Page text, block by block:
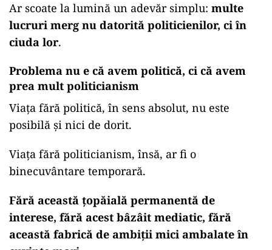
Ar scoate la lumină un adevăr simplu: multe
lucruri merg nu datorită politicienilor, ci în
ciuda lor.
Problema nu e că avem politică, ci că avem
prea mult politicianism
Viața fără politică, în sens absolut, nu este
posibilă și nici de dorit.
Viața fără politicianism, însă, ar fi o
binecuvântare temporară.
Fără această țopăială permanentă de
interese, fără acest bâzâit mediatic, fără
această fabrică de ambiții mici ambalate în